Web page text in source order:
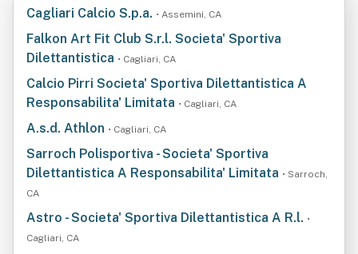
Cagliari Calcio S.p.a. • Assemini, CA
Falkon Art Fit Club S.r.l. Societa' Sportiva
Dilettantistica • Cagliari, CA
Calcio Pirri Societa' Sportiva Dilettantistica A
Responsabilita' Limitata • Cagliari, CA
A.s.d. Athlon • Cagliari, CA
Sarroch Polisportiva - Societa' Sportiva
Dilettantistica A Responsabilita' Limitata • Sarroch,
CA
Astro - Societa' Sportiva Dilettantistica A R.l. •
Cagliari, CA